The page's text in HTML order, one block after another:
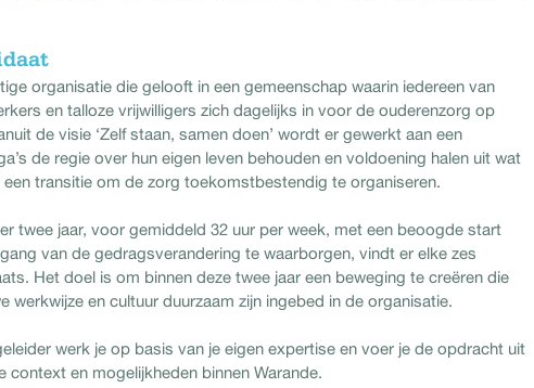
organisatie die gelooft in een gemeenschap waarin iedereen van
en talloze vrijwilligers zich dagelijks in voor de ouderenzorg op
de visie ‘Zelf staan, samen doen’ wordt er gewerkt aan een
de regie over hun eigen leven behouden en voldoening halen uit wat
transitie om de zorg toekomstbestendig te organiseren.
twee jaar, voor gemiddeld 32 uur per week, met een beoogde start
van de gedragsverandering te waarborgen, vindt er elke zes
Het doel is om binnen deze twee jaar een beweging te creëren die
werkwijze en cultuur duurzaam zijn ingebed in de organisatie.
werk je op basis van je eigen expertise en voer je de opdracht uit
en mogelijkheden binnen Warande.